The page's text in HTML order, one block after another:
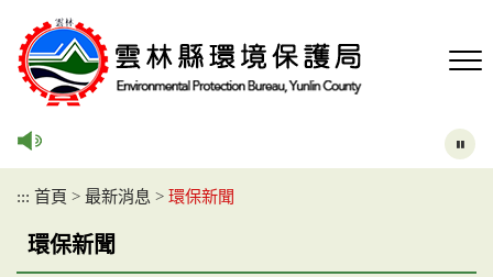
::: 首頁 > 最新消息 > 環保新聞
環保新聞